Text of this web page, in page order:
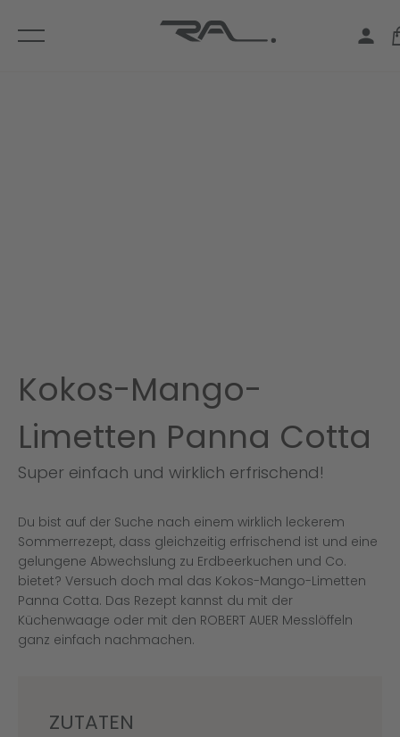
Kokos-Mango-
Limetten Panna Cotta
Super einfach und wirklich erfrischend!
Du bist auf der Suche nach einem wirklich leckerem
Sommerrezept, dass gleichzeitig erfrischend ist und eine
gelungene Abwechslung zu Erdbeerkuchen und Co.
bietet? Versuch doch mal das Kokos-Mango-Limetten
Panna Cotta. Das Rezept kannst du mit der
Küchenwaage oder mit den ROBERT AUER Messlöffeln
ganz einfach nachmachen.
ZUTATEN